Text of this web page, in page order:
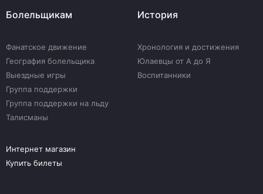
Болельщикам
Фанатское движение
География болельщика
Выездные игры
Группа поддержки
Группа поддержки на льду
Талисманы
История
Хронология и достижения
Юлаевцы от А до Я
Воспитанники
Интернет магазин
Купить билеты